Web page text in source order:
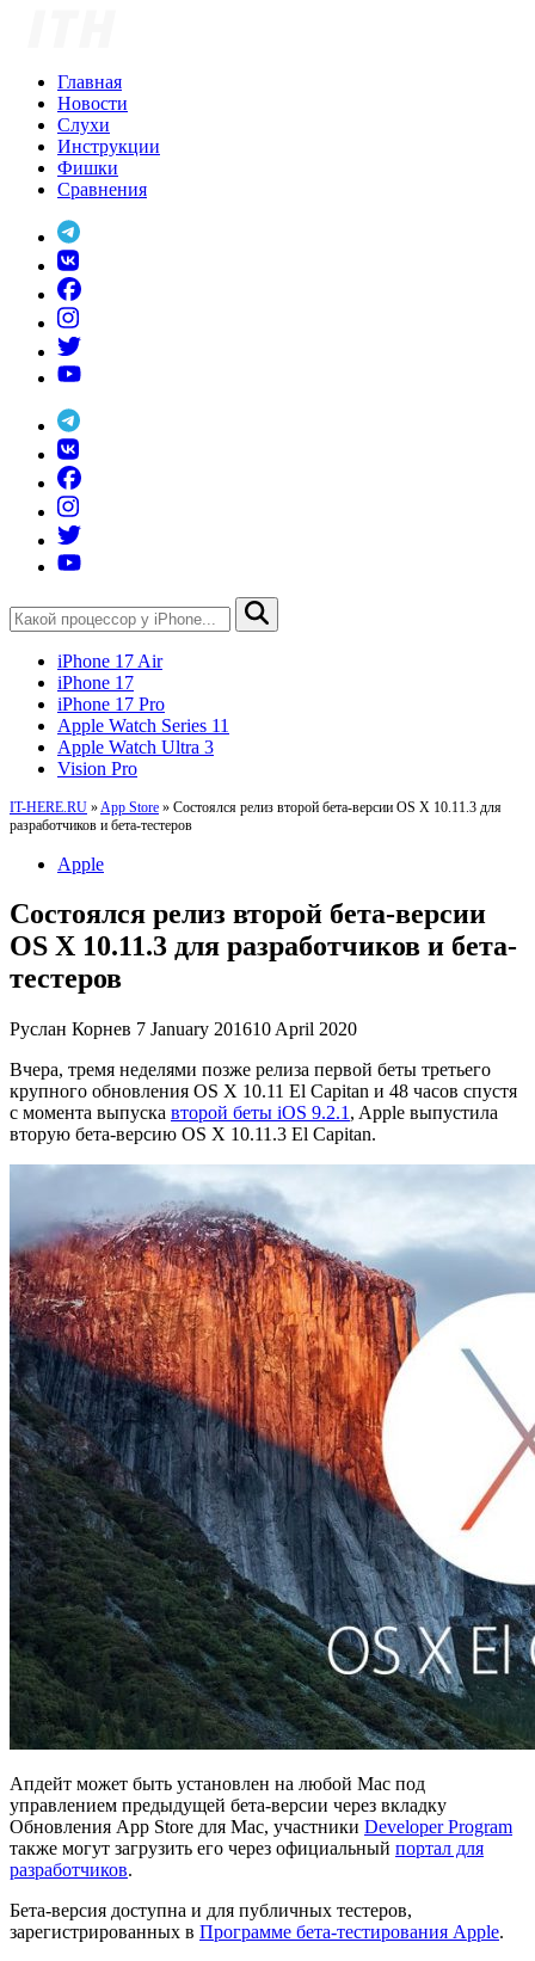
Главная
Новости
Слухи
Инструкции
Фишки
Сравнения
iPhone 17 Air
iPhone 17
iPhone 17 Pro
Apple Watch Series 11
Apple Watch Ultra 3
Vision Pro
IT-HERE.RU » App Store » Состоялся релиз второй бета-версии OS X 10.11.3 для
разработчиков и бета-тестеров
Apple
Состоялся релиз второй бета-версии
OS X 10.11.3 для разработчиков и бета-
тестеров
Руслан Корнев 7 January 201610 April 2020
Вчера, тремя неделями позже релиза первой беты третьего
крупного обновления OS X 10.11 El Capitan и 48 часов спустя
с момента выпуска второй беты iOS 9.2.1 , Apple выпустила
вторую бета-версию OS X 10.11.3 El Capitan.
Апдейт может быть установлен на любой Mac под
управлением предыдущей бета-версии через вкладку
Обновления App Store для Mac, участники Developer Program
также могут загрузить его через официальный портал для
разработчиков.
Бета-версия доступна и для публичных тестеров,
зарегистрированных в Программе бета-тестирования Apple.